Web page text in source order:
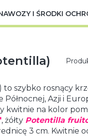
I ŚRODKI
to szybko rosnący
Azji i
kwitnie na kolor
, żółty Potentilla
3 cm. Kwitnie